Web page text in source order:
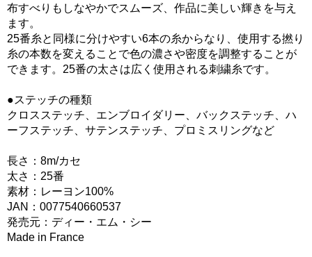
布すべりもしなやかでスムーズ、作品に美しい輝きを与え
ます。
25番糸と同様に分けやすい6本の糸からなり、使用する撚り
糸の本数を変えることで色の濃さや密度を調整することが
できます。25番の太さは広く使用される刺繍糸です。
●ステッチの種類
クロスステッチ、エンブロイダリー、バックステッチ、ハ
ーフステッチ、サテンステッチ、プロミスリングなど
長さ：8m/カセ
太さ：25番
素材：レーヨン100%
JAN：0077540660537
発売元：ディー・エム・シー
Made in France